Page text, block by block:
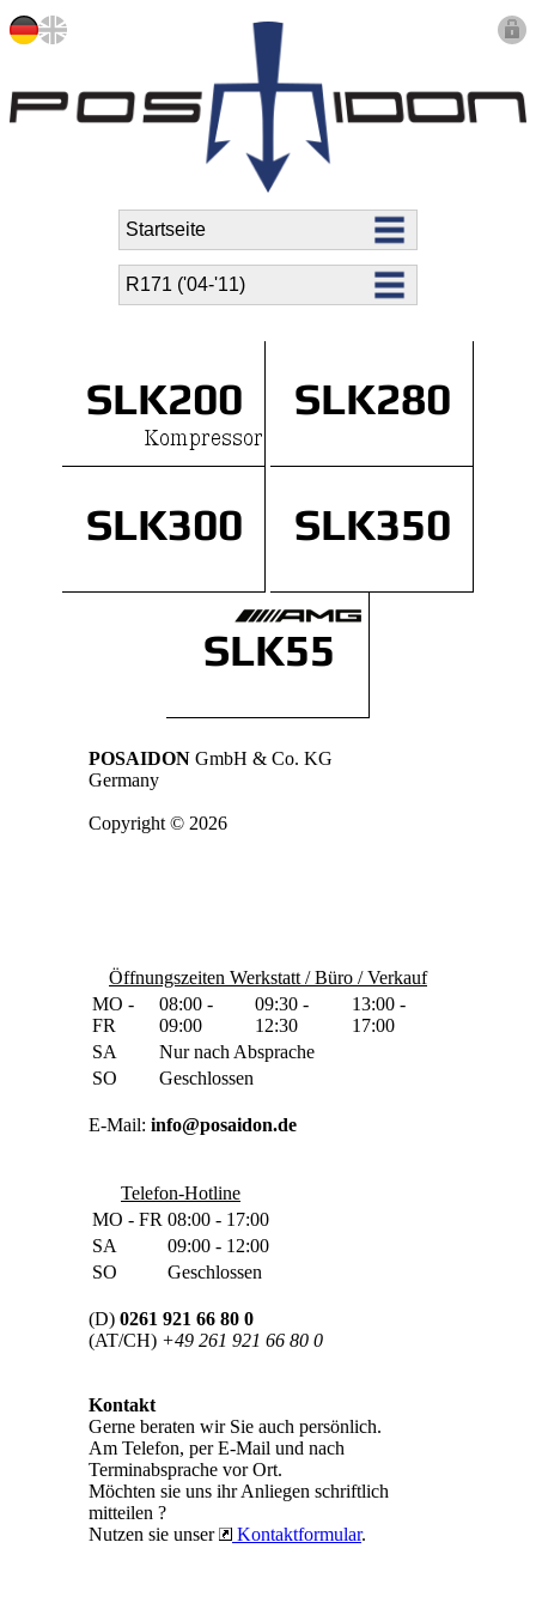
POSAIDON GmbH & Co. KG
Germany
Copyright © 2026
Öffnungszeiten Werkstatt / Büro / Verkauf
MO -
FR
08:00 -
09:00
09:30 -
12:30
13:00 -
17:00
SA
Nur nach Absprache
SO
Geschlossen
E-Mail: info@posaidon.de
Telefon-Hotline
MO - FR 08:00 - 17:00
SA
09:00 - 12:00
SO
Geschlossen
(D) 0261 921 66 80 0
(AT/CH) +49 261 921 66 80 0
Kontakt
Gerne beraten wir Sie auch persönlich.
Am Telefon, per E-Mail und nach
Terminabsprache vor Ort.
Möchten sie uns ihr Anliegen schriftlich
mitteilen ?
Nutzen sie unser
Kontaktformular.